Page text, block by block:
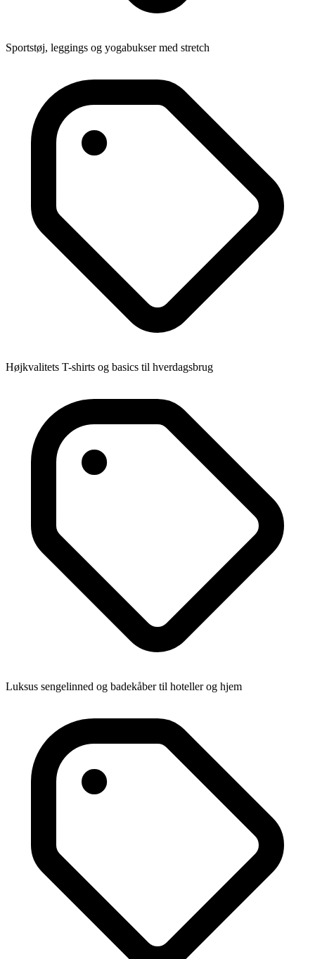
Sportstøj, leggings og yogabukser med stretch
Højkvalitets T-shirts og basics til hverdagsbrug
Luksus sengelinned og badekåber til hoteller og hjem